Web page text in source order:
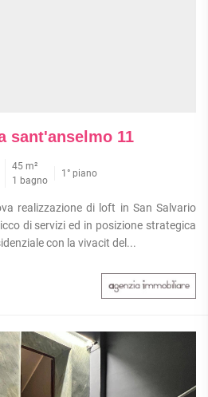
sant'anselmo 11
45 m²
1 bagno
1° piano
realizzazione di loft in San Salvario
di servizi ed in posizione strategica
con la vivacit del...